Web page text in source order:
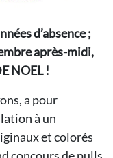
d’absence ;
après-midi,
NOEL !
a pour
à un
et colorés